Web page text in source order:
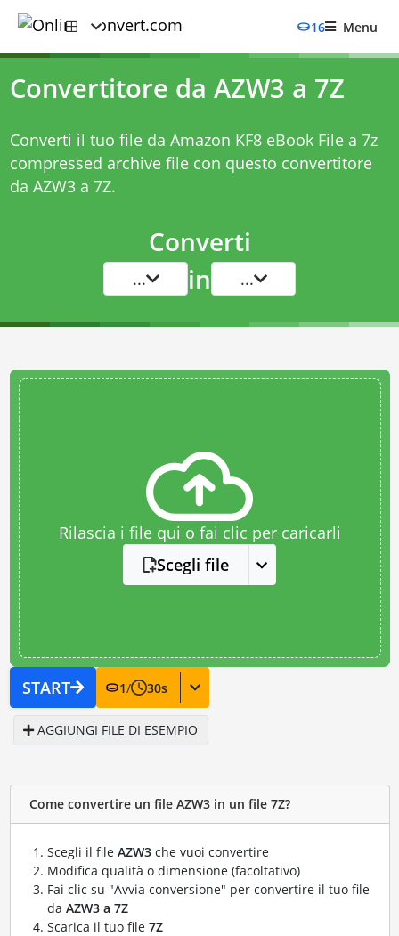
16 Menu
Convertitore da AZW3 a 7Z
Converti il tuo file da Amazon KF8 eBook File a 7z
compressed archive file con questo convertitore
da AZW3 a 7Z.
Converti
... in ...
Rilascia i file qui o fai clic per caricarli
Scegli file
START 1/ 30s
AGGIUNGI FILE DI ESEMPIO
Come convertire un file AZW3 in un file 7Z?
Scegli il file AZW3che vuoi convertire
Modifica qualità o dimensione (facoltativo)
Fai clic su "Avvia conversione" per convertire il tuo file
da AZW3 a 7Z
Scarica il tuo file 7Z